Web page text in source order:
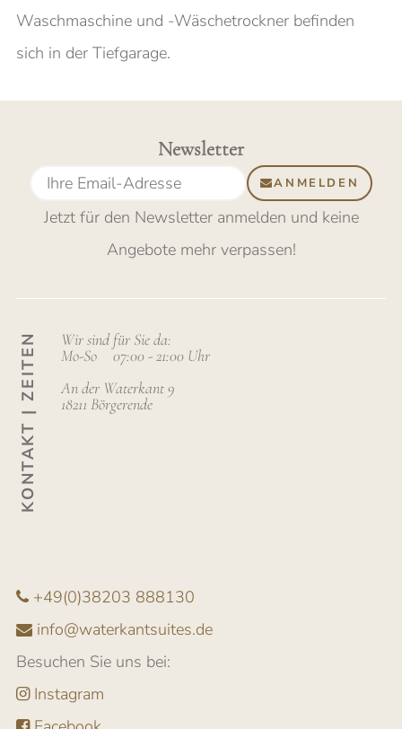
Waschmaschine und -Wäschetrockner befinden
sich in der Tiefgarage.
Newsletter
ANMELDEN
Jetzt für den Newsletter anmelden und keine
Angebote mehr verpassen!
Wir sind für Sie da:
Mo-So
07:00 - 21:00 Uhr
An der Waterkant 9
18211 Börgerende
KONTAKT | ZEITEN
+49(0)38203 888130
info@waterkantsuites.de
Besuchen Sie uns bei:
Instagram